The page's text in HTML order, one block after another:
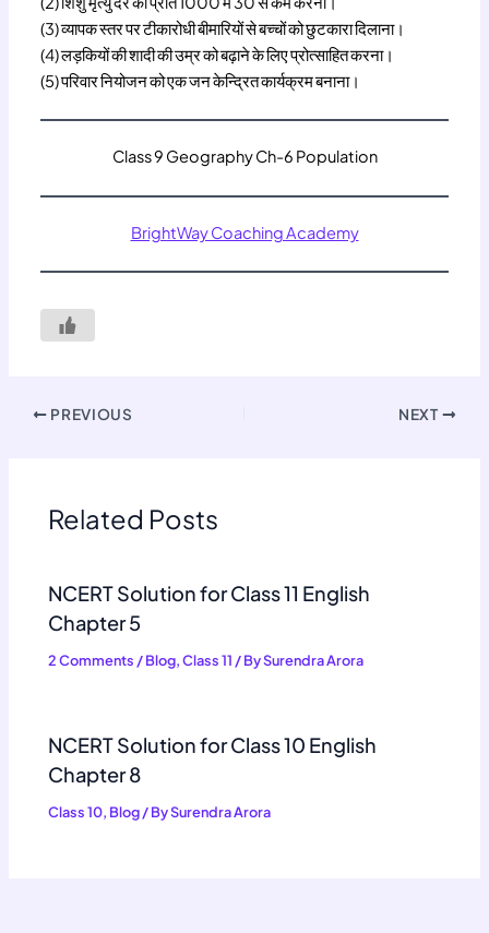
(3) व्यापक स्तर पर टीकारोधी बीमारियों से बच्चों को छुटकारा दिलाना।
(4) लड़कियों की शादी की उम्र को बढ़ाने के लिए प्रोत्साहित करना।
(5) परिवार नियोजन को एक जन केन्द्रित कार्यक्रम बनाना।
Class 9 Geography Ch-6 Population
BrightWay Coaching Academy
PREVIOUS NEXT
Related Posts
NCERT Solution for Class 11 English
Chapter 5
2 Comments /Blog,Class 11 / BySurendra Arora
NCERT Solution for Class 10 English
Chapter 8
Class 10, Blog/ BySurendra Arora